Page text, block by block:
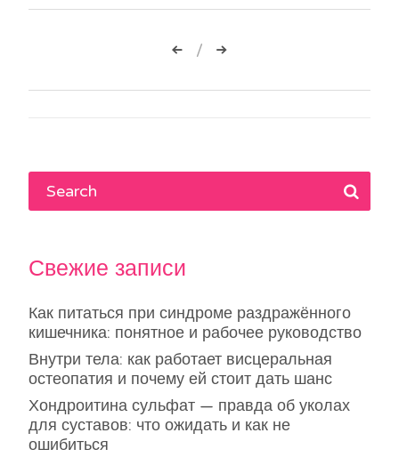
Навигация
по
Свежие записи
Как питаться при синдроме раздражённого
кишечника: понятное и рабочее руководство
Внутри тела: как работает висцеральная
остеопатия и почему ей стоит дать шанс
Хондроитина сульфат — правда об уколах
для суставов: что ожидать и как не
ошибиться